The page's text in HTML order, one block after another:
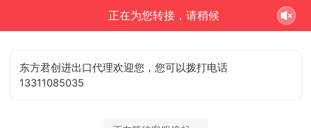
正在为您转接，请稍候
东方君创进出口代理欢迎您，您可以拨打电话
13311085035